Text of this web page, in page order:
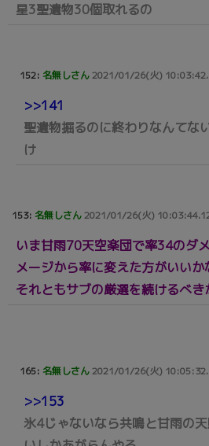
星3聖遺物30個取れるの
152: 名無しさん2021/01/26(火)
>>141
聖遺物掘るのに終わりなんてな
け
153: 名無しさん2021/01/26(火)
いま甘雨70天空楽団で率34のダ
メージから率に変えた方がいいか
それともサブの厳選を続けるべき
165: 名無しさん2021/01/26(火)
>>153
氷4じゃないなら共鳴と甘雨の